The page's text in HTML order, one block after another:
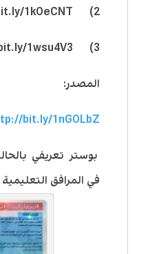
2) http://bit.ly/1kOeCNT
3) http://bit.ly/1wsu4V3
المصدر:
bit.ly/1nGOLbZ
بوستر تعريفي
في المرافق التعليمية